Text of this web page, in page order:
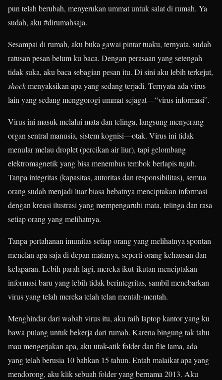
pun telah berubah, menyerukan ummat untuk salat di rumah. Ya
sudah, aku #dirumahsaja.
Sesampai di rumah, aku buka gawai pintar tuaku, ternyata, sudah
ratusan pesan belum ku baca. Dengan perasaan yang setengah
tidak suka, aku baca sebagian pesan itu. Di sini aku lebih terkejut,
shockmenyaksikan apa yang sedang terjadi. Ternyata ada virus
lain yang sedang menggorogi ummat sejagat—“virus informasi”.
Virus ini masuk melalui mata dan telinga, langsung menyerang
organ sentral manusia, sistem kognisi—otak. Virus ini tidak
menular melau droplet (percikan air liur), tapi gelombang
elektromagnetik yang bisa menembus tembok berlapis tujuh.
Tanpa integritas (kapasitas, autoritas dan responsibilitas), semua
orang sudah menjadi luar biasa hebatnya menciptakan informasi
dengan kreasi ilustrasi yang mempengaruhi mata, telinga dan rasa
setiap orang yang melihatnya.
Tanpa pertahanan imunitas setiap orang yang melihatnya spontan
menelan apa saja di depan matanya, seperti orang kehausan dan
kelaparan. Lebih parah lagi, mereka ikut-ikutan menciptakan
informasi baru yang lebih tidak berintegritas, sambil menebarkan
virus yang telah mereka telah telan mentah-mentah.
Menghindar dari wabah virus itu, aku raih laptop kantor yang ku
bawa pulang untuk bekerja dari rumah. Karena bingung tak tahu
mau mengerjakan apa, aku utak-atik folder dan file lama, ada
yang telah berusia 10 bahkan 15 tahun. Entah malaikat apa yang
mendorong, aku klik sebuah folder yang bernama 2013. Aku